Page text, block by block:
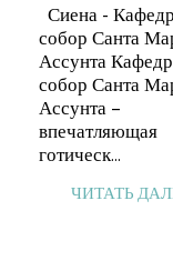
Сиена -
собор Санта
Ассунта
собор Санта
Ассунта –
впечатляющая
готическ...
ЧИТАТЬ